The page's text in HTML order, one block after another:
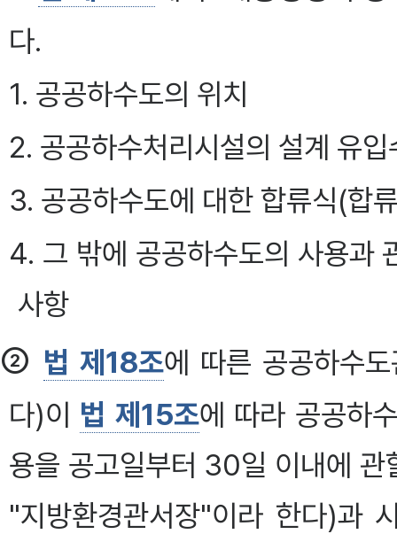
다.
1. 공공하수도의 위치
2. 공공하수처리시설의 설계 유
3. 공공하수도에 대한 합류식(합
4. 그 밖에 공공하수도의 사용과
사항
② 법 제18조에 따른 공공하수
다)이 법 제15조에 따라 공공하
용을 공고일부터 30일 이내에 관
"지방환경관서장"이라 한다)과